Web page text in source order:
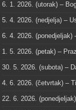
6. 1. 2026. (utorak) –
5. 4. 2026. (nedjelja) –
6. 4. 2026. (ponedjeljak)
1. 5. 2026. (petak) –
30. 5. 2026. (subota) –
4. 6. 2026. (četvrtak) –
22. 6. 2026.